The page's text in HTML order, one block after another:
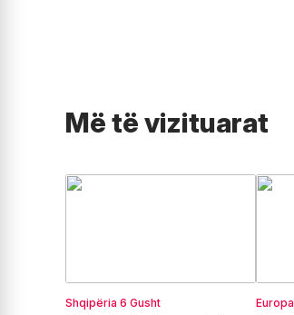
Më të vizituarat
Shqipëria 6 Gusht Europa